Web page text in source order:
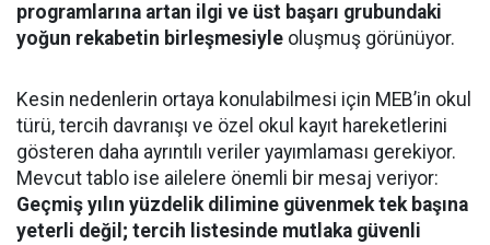
programlarına artan ilgi ve üst başarı grubundaki
yoğun rekabetin birleşmesiyle oluşmuş görünüyor.
Kesin nedenlerin ortaya konulabilmesi için MEB’in okul
türü, tercih davranışı ve özel okul kayıt hareketlerini
gösteren daha ayrıntılı veriler yayımlaması gerekiyor.
Mevcut tablo ise ailelere önemli bir mesaj veriyor:
Geçmiş yılın yüzdelik dilimine güvenmek tek başına
yeterli değil; tercih listesinde mutlaka güvenli